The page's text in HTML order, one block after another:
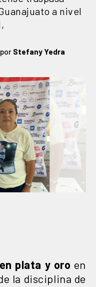
a nivel
por Stefany Yedra
plata y oro en
la disciplina de